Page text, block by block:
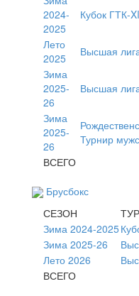
2024-
2025
Кубок ГТК-XI
Лето
2025
Высшая
Зима
2025-
26
Высшая
Зима
2025-
26
Турнир
ВСЕГО
Брусбокс
СЕЗОН
Зима 2024-2025
Зима 2025-26
Лето 2026
ВСЕГО